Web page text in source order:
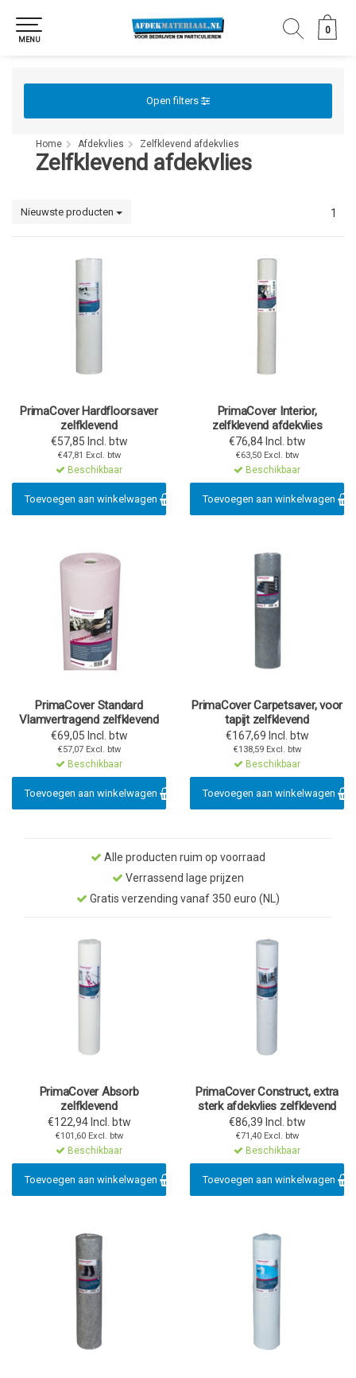
0
0
MENU
Open filters
Home Afdekvlies Zelfklevend afdekvlies
Zelfklevend afdekvlies
Nieuwste producten 1
PrimaCover Hardfloorsaver
zelfklevend
€57,85 Incl. btw
€47,81 Excl. btw
Beschikbaar
Toevoegen aan winkelwagen
PrimaCover Interior,
zelfklevend afdekvlies
€76,84 Incl. btw
€63,50 Excl. btw
Beschikbaar
Toevoegen aan winkelwagen
PrimaCover Standard
Vlamvertragend zelfklevend
€69,05 Incl. btw
€57,07 Excl. btw
Beschikbaar
Toevoegen aan winkelwagen
PrimaCover Carpetsaver, voor
tapijt zelfklevend
€167,69 Incl. btw
€138,59 Excl. btw
Beschikbaar
Toevoegen aan winkelwagen
Alle producten ruim op voorraad
Verrassend lage prijzen
Gratis verzending vanaf 350 euro (NL)
PrimaCover Absorb
zelfklevend
€122,94 Incl. btw
€101,60 Excl. btw
Beschikbaar
Toevoegen aan winkelwagen
PrimaCover Construct, extra
sterk afdekvlies zelfklevend
€86,39 Incl. btw
€71,40 Excl. btw
Beschikbaar
Toevoegen aan winkelwagen